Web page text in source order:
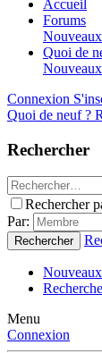
Accueil
Forums
Quoi de
Connexion
Quoi de neuf ?
Rechercher
Rechercher
Par:
Rechercher
Menu
Connexion